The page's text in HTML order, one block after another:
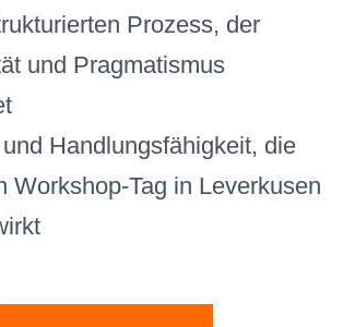
Prozess, der
und Pragmatismus
Handlungsfähigkeit, die
Workshop-Tag in Leverkusen